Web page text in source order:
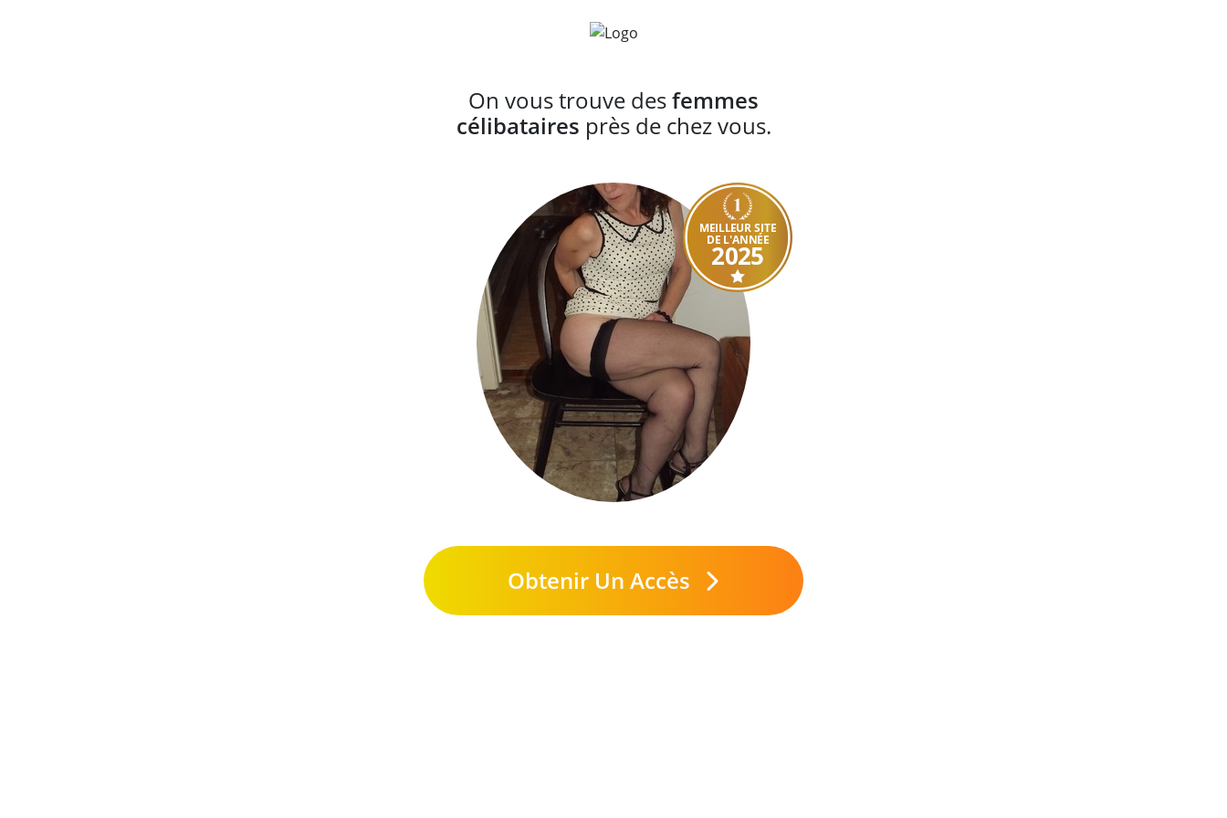
On vous trouve desfemmes
célibataires près de chez vous.
MEILLEUR SITE
DE L'ANNÉE
2025
Obtenir Un Accès